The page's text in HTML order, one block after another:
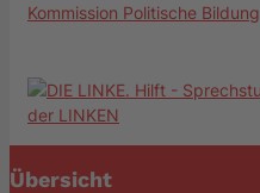
Kommission Politische Bildung
Übersicht